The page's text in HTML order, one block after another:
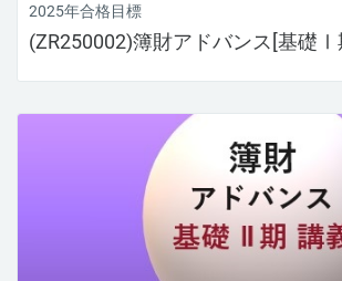
2025年合格目標
(ZR250002)簿財アドバンス[基礎Ⅰ